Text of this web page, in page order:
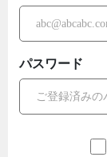
パスワード